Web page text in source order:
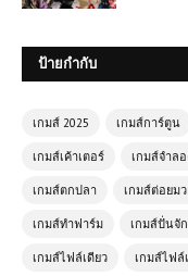
ป้ายกำกับ
เกมส์ 2025 เกมส์การ์ตูน
เกมส์เค้าเตอร์ เกมส์จำล
เกมส์ตกปลา เกมส์ต่อยม
เกมส์ทำฟาร์ม เกมส์ปั่นจั
เกมส์ไฟล์เดียว เกมส์ไฟล์